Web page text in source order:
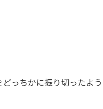
っちかに振り切ったよ